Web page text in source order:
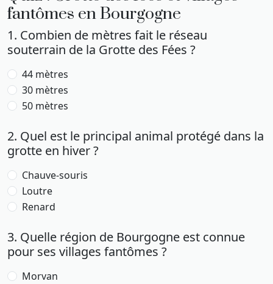
fantômes en Bourgogne
1. Combien de mètres fait le réseau
souterrain de la Grotte des Fées ?
44 mètres
30 mètres
50 mètres
2. Quel est le principal animal protégé dans la
grotte en hiver ?
Chauve-souris
Loutre
Renard
3. Quelle région de Bourgogne est connue
pour ses villages fantômes ?
Morvan